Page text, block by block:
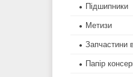
Підшипники
Метизи
Запчастини
Папір